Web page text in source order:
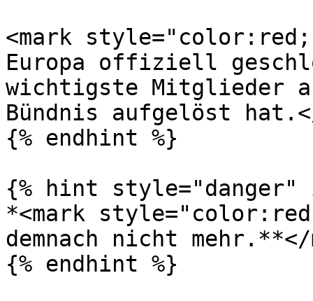
<mark
Europa offiziell
wichtigste Mitglieder
Bündnis aufgelöst
{% endhint %}
{% hint style="danger"
*<mark
demnach nicht mehr.**</
{% endhint %}